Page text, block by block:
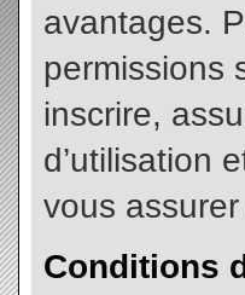
avantages.
permissions
inscrire,
d’utilisation
vous
Conditions